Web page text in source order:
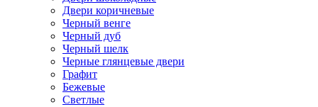
Двери коричневые
Черный венге
Черный дуб
Черный шелк
Черные глянцевые двери
Графит
Бежевые
Светлые